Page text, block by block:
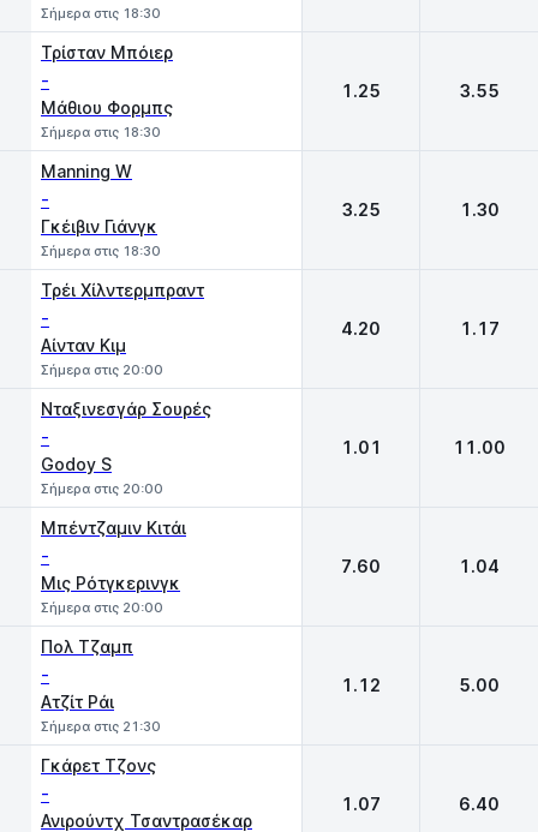
Σήμερα στις 18:30
Τρίσταν Μπόιερ
-
Μάθιου Φορμπς
Σήμερα στις 18:30
1.25 3.55
Manning W
-
Γκέιβιν Γιάνγκ
Σήμερα στις 18:30
3.25 1.30
Τρέι Χίλντερμπραντ
-
Αίνταν Κιμ
Σήμερα στις 20:00
4.20 1.17
Νταξινεσγάρ Σουρές
-
Godoy S
Σήμερα στις 20:00
1.01 11.00
Μπέντζαμιν Κιτάι
-
Μις Ρότγκερινγκ
Σήμερα στις 20:00
7.60 1.04
Πολ Τζαμπ
-
Ατζίτ Ράι
Σήμερα στις 21:30
1.12 5.00
Γκάρετ Τζονς
-
Ανιρούντχ Τσαντρασέκαρ
1.07 6.40